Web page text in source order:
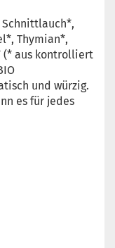
Thymian*,
(* aus kontrolliert
und würzig.
es für jedes